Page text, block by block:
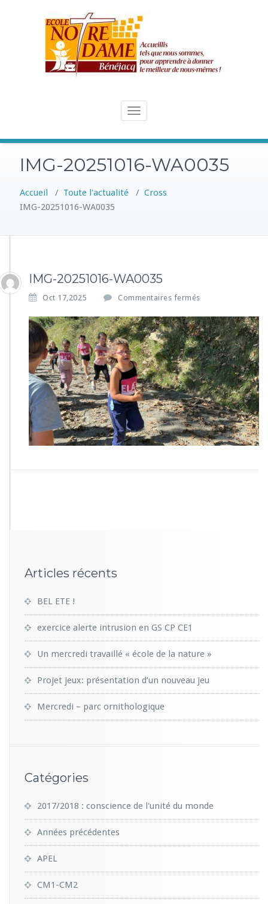
Toggle
IMG-20251016-WA0035
Accueil / Toute l'actualité / Cross
IMG-20251016-WA0035
IMG-20251016-WA0035
Oct 17,2025 Commentaires fermés
r
I
M
G
-
2
0
2
5
1
0
Articles récents
BEL ETE !
exercice alerte intrusion en GS CP CE1
Un mercredi travaillé « école de la nature »
Projet jeux: présentation d’un nouveau jeu
Mercredi – parc ornithologique
Catégories
2017/2018 : conscience de l'unité du monde
Années précédentes
APEL
CM1-CM2